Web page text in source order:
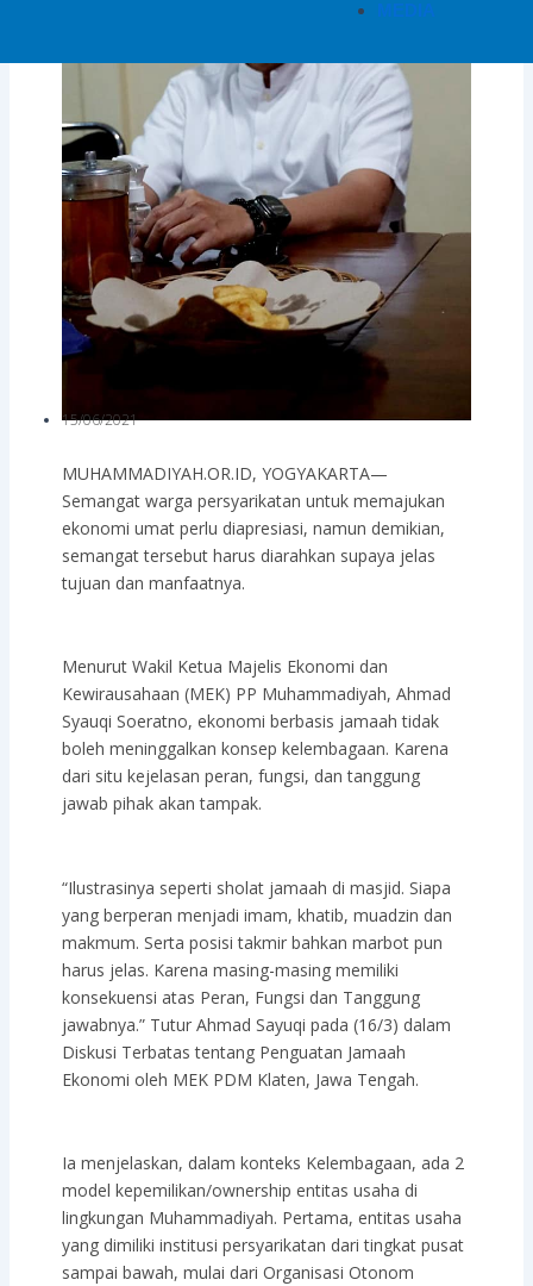
MEDIA
15/06/2021
MUHAMMADIYAH.OR.ID, YOGYAKARTA—
Semangat warga persyarikatan untuk memajukan
ekonomi umat perlu diapresiasi, namun demikian,
semangat tersebut harus diarahkan supaya jelas
tujuan dan manfaatnya.
Menurut Wakil Ketua Majelis Ekonomi dan
Kewirausahaan (MEK) PP Muhammadiyah, Ahmad
Syauqi Soeratno, ekonomi berbasis jamaah tidak
boleh meninggalkan konsep kelembagaan. Karena
dari situ kejelasan peran, fungsi, dan tanggung
jawab pihak akan tampak.
“Ilustrasinya seperti sholat jamaah di masjid. Siapa
yang berperan menjadi imam, khatib, muadzin dan
makmum. Serta posisi takmir bahkan marbot pun
harus jelas. Karena masing-masing memiliki
konsekuensi atas Peran, Fungsi dan Tanggung
jawabnya.” Tutur Ahmad Sayuqi pada (16/3) dalam
Diskusi Terbatas tentang Penguatan Jamaah
Ekonomi oleh MEK PDM Klaten, Jawa Tengah.
Ia menjelaskan, dalam konteks Kelembagaan, ada 2
model kepemilikan/ownership entitas usaha di
lingkungan Muhammadiyah. Pertama, entitas usaha
yang dimiliki institusi persyarikatan dari tingkat pusat
sampai bawah, mulai dari Organisasi Otonom